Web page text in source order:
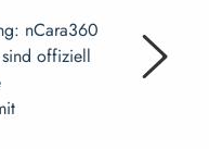
nCara360
offiziell
Mit
sicheren
Liquidität.